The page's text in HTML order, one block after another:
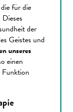
für die
der
Geistes und
unseres
einen
Funktion